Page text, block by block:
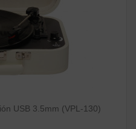
USB 3.5mm (VPL-130)